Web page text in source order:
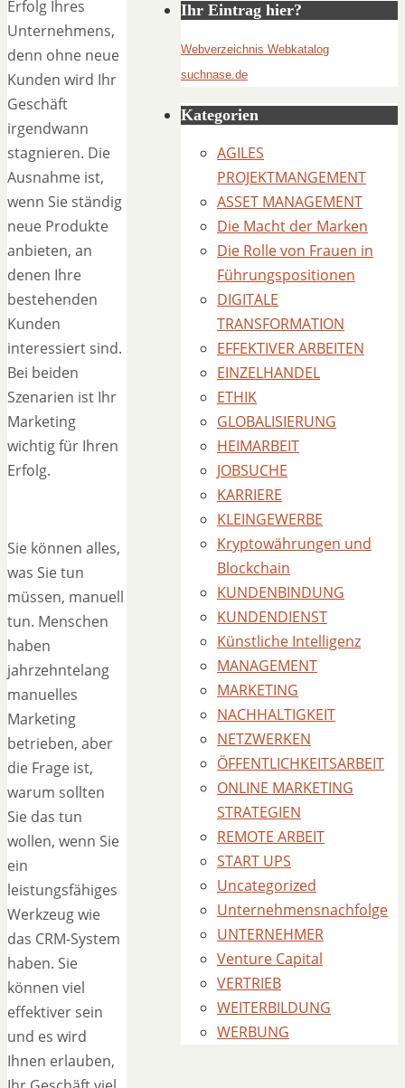
Erfolg Ihres
Unternehmens,
denn ohne neue
Kunden wird Ihr
Geschäft
irgendwann
stagnieren. Die
Ausnahme ist,
wenn Sie ständig
neue Produkte
anbieten, an
denen Ihre
bestehenden
Kunden
interessiert sind.
Bei beiden
Szenarien ist Ihr
Marketing
wichtig für Ihren
Erfolg.
Sie können alles,
was Sie tun
müssen, manuell
tun. Menschen
haben
jahrzehntelang
manuelles
Marketing
betrieben, aber
die Frage ist,
warum sollten
Sie das tun
wollen, wenn Sie
ein
leistungsfähiges
Werkzeug wie
das CRM-System
haben. Sie
können viel
effektiver sein
und es wird
Ihnen erlauben,
Ihr Eintrag hier?
Webverzeichnis Webkatalog
suchnase.de
Kategorien
AGILES
PROJEKTMANGEMENT
ASSET MANAGEMENT
Die Macht der Marken
Die Rolle von Frauen in
Führungspositionen
DIGITALE
TRANSFORMATION
EFFEKTIVER ARBEITEN
EINZELHANDEL
ETHIK
GLOBALISIERUNG
HEIMARBEIT
JOBSUCHE
KARRIERE
KLEINGEWERBE
Kryptowährungen und
Blockchain
KUNDENBINDUNG
KUNDENDIENST
Künstliche Intelligenz
MANAGEMENT
MARKETING
NACHHALTIGKEIT
NETZWERKEN
ÖFFENTLICHKEITSARBEIT
ONLINE MARKETING
STRATEGIEN
REMOTE ARBEIT
START UPS
Uncategorized
Unternehmensnachfolge
UNTERNEHMER
Venture Capital
VERTRIEB
WEITERBILDUNG
WERBUNG